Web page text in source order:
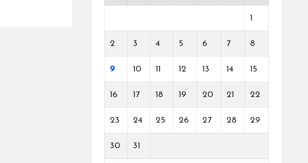
1
2 3 4 5 6 7 8
9 10 11 12 13 14 15
16 17 18 19 20 21 22
23 24 25 26 27 28 29
30 31